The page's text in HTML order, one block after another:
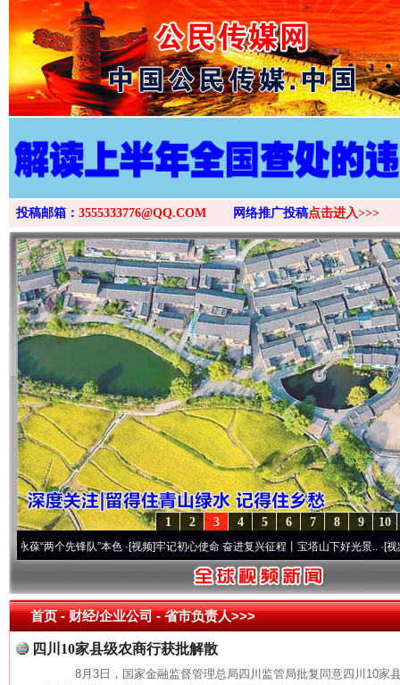
>
投稿邮箱： 3555333776@QQ.COM 网络推广投稿点击进入>>>
10
9
8
7
6
5
4
3
2
1
两个先锋队”本色·[视频]牢记初心使命 奋进复兴征程丨宝塔山下好光景..·[视频]因党
首页- 财经/企业公司 -省市负责人>>>
四川10家县级农商行获批解散
8月3日，国家金融监督管理总局四川监管局批复同意四川10